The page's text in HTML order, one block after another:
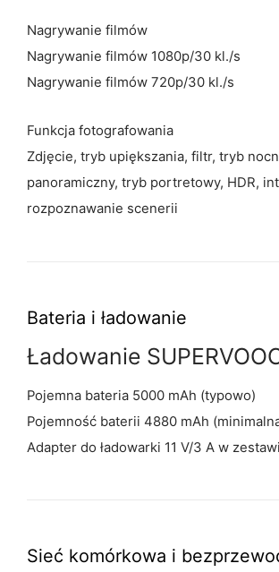
Nagrywanie filmów
Nagrywanie filmów 1080p/30 kl./s
Nagrywanie filmów 720p/30 kl./s
Funkcja fotografowania
Zdjęcie, tryb upiększania, filtr, tryb
panoramiczny, tryb portretowy, HDR,
rozpoznawanie scenerii
Bateria i ładowanie
Ładowanie
Pojemna bateria 5000 mAh (typowo)
Pojemność baterii 4880 mAh
Adapter do ładowarki 11 V/3 A w
Sieć komórkowa i